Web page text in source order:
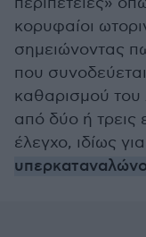
κορυφαίοι
σημειώνοντας
που
καθαρισμού του
από δύο ή τρεις
έλεγχο, ιδίως για